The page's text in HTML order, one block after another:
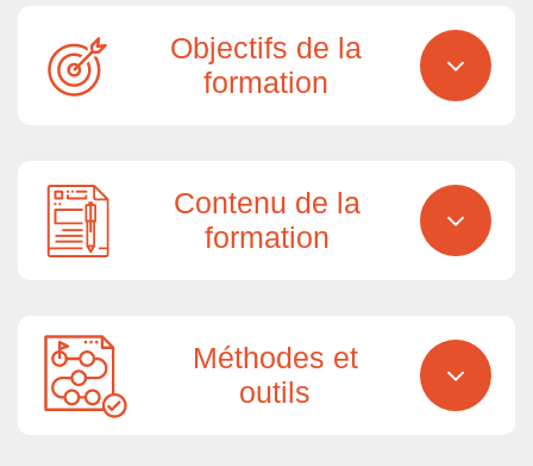
Objectifs de la
formation
Contenu de la
formation
Méthodes et
outils